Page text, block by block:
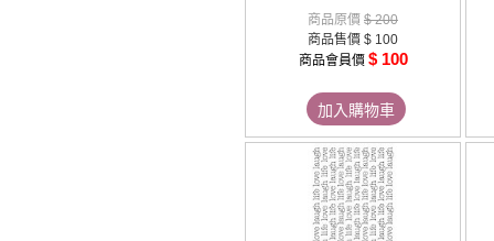
商品原價 $ 200
商品售價 $ 100
商品會員價 $ 100
加入購物車